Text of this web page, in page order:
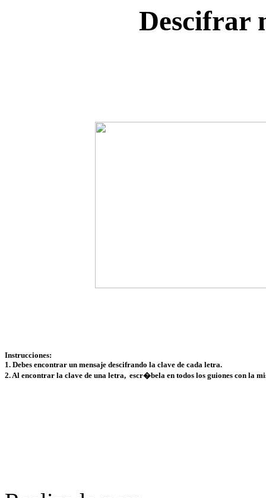
Descifrar
Instrucciones:
1. Debes encontrar un mensaje descifrando la clave de cada letra.
2. Al encontrar la clave de una letra,  escr�bela en todos los guiones con la